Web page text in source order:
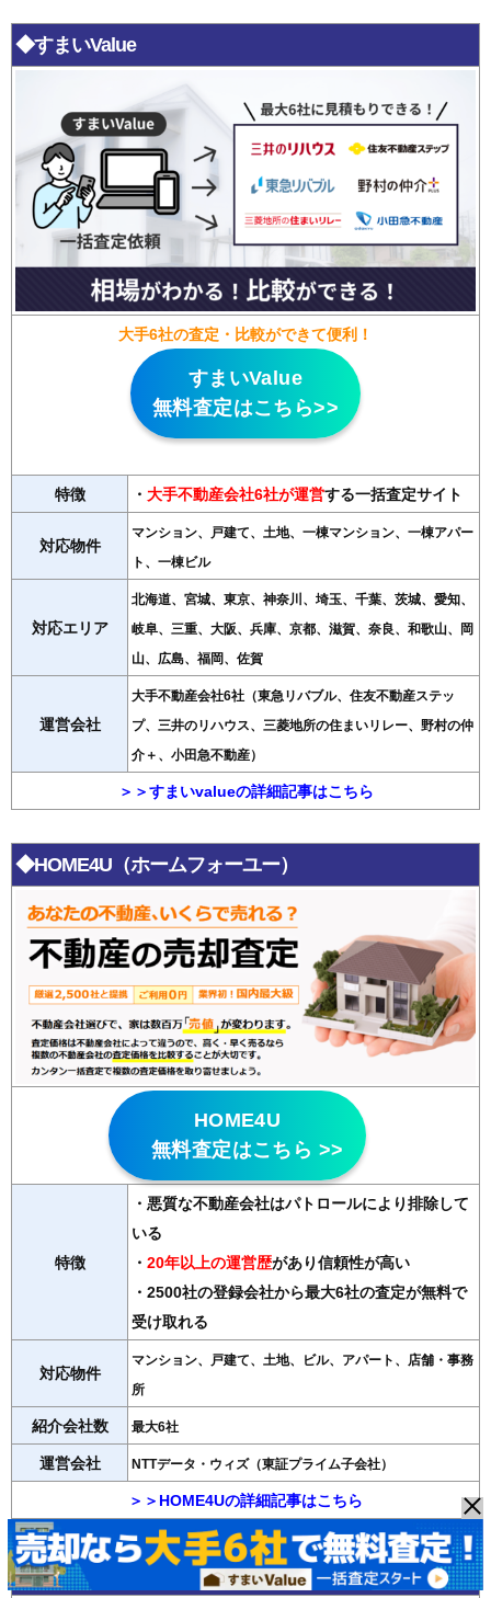
◆すまいValue
大手6社の査定・比較ができて便利！
すまいValue
無料査定はこちら>>
特徴 ・ 大手不動産会社6社が運営する一括査定サイト
対応物件
マンション、戸建て、土地、一棟マンション、一棟アパー
ト、一棟ビル
対応エリア
北海道、宮城、東京、神奈川、埼玉、千葉、茨城、愛知、
岐阜、三重、大阪、兵庫、京都、滋賀、奈良、和歌山、岡
山、広島、福岡、佐賀
運営会社
大手不動産会社6社（東急リバブル、住友不動産ステッ
プ、三井のリハウス、三菱地所の住まいリレー、野村の仲
介＋、小田急不動産）
＞＞すまいvalueの詳細記事はこちら
◆HOME4U（ホームフォーユー）
HOME4U
無料査定はこちら >>
特徴
・悪質な不動産会社はパトロールにより排除して
いる
・ 20年以上の運営歴があり信頼性が高い
・2500社の登録会社から最大6社の査定が無料で
受け取れる
対応物件
マンション、戸建て、土地、ビル、アパート、店舗・事務
所
紹介会社数 最大6社
運営会社 NTTデータ・ウィズ（東証プライム子会社）
＞＞HOME4Uの詳細記事はこちら
◆おうちクラベル